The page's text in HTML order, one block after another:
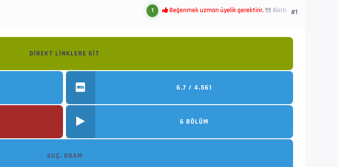
1 Beğenmek uzman üyelik gerektirir. Alıntı #1
DIREKT LINKLERE GIT
6.7 / 4,561
6 BÖLÜM
SUÇ, DRAM